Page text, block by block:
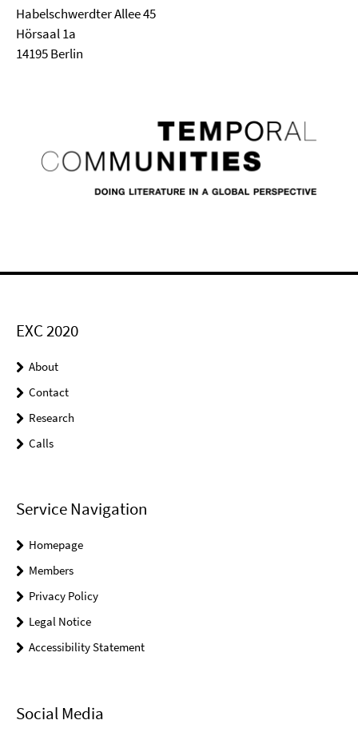
Habelschwerdter Allee 45
Hörsaal 1a
14195 Berlin
EXC 2020
About
Contact
Research
Calls
Service Navigation
Homepage
Members
Privacy Policy
Legal Notice
Accessibility Statement
Social Media